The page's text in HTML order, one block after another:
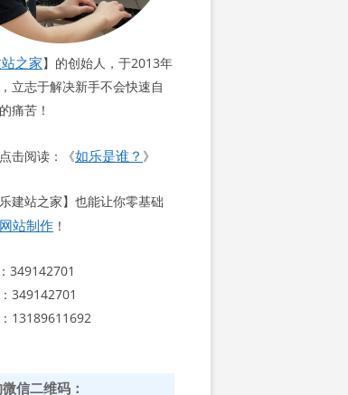
之家】的创始人，于2013年
立志于解决新手不会快速自
痛苦！
击阅读：《如乐是谁？ 》
建站之家】也能让你零基础
网站制作 ！
349142701
349142701
13189611692
信二维码：